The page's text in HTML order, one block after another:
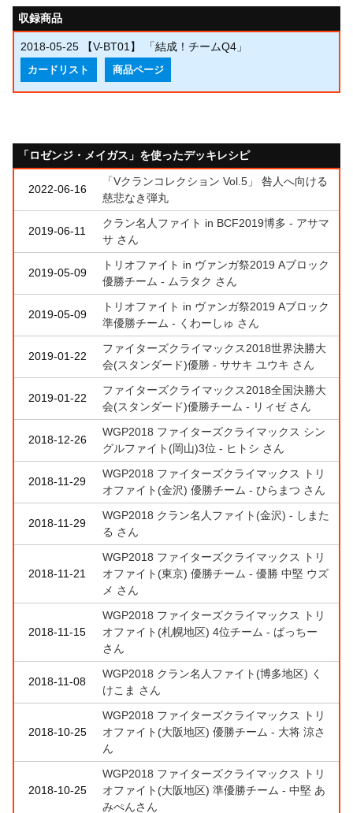
収録商品
2018-05-25 【V-BT01】 「結成！チームQ4」
カードリスト 商品ページ
「ロゼンジ・メイガス」を使ったデッキレシピ
2022-06-16
「Vクランコレクション Vol.5」 咎人へ向ける
慈悲なき弾丸
2019-06-11
クラン名人ファイト in BCF2019博多 - アサマ
サ さん
2019-05-09
トリオファイト in ヴァンガ祭2019 Aブロック
優勝チーム - ムラタク さん
2019-05-09
トリオファイト in ヴァンガ祭2019 Aブロック
準優勝チーム - くわーしゅ さん
2019-01-22
ファイターズクライマックス2018世界決勝大
会(スタンダード)優勝 - ササキ ユウキ さん
2019-01-22
ファイターズクライマックス2018全国決勝大
会(スタンダード)優勝チーム - リィゼ さん
2018-12-26
WGP2018 ファイターズクライマックス シン
グルファイト(岡山)3位 - ヒトシ さん
2018-11-29
WGP2018 ファイターズクライマックス トリ
オファイト(金沢) 優勝チーム - ひらまつ さん
2018-11-29
WGP2018 クラン名人ファイト(金沢) - しまた
る さん
2018-11-21
WGP2018 ファイターズクライマックス トリ
オファイト(東京) 優勝チーム - 優勝 中堅 ウズ
メ さん
2018-11-15
WGP2018 ファイターズクライマックス トリ
オファイト(札幌地区) 4位チーム - ばっちー
さん
2018-11-08
WGP2018 クラン名人ファイト(博多地区) く
けこま さん
2018-10-25
WGP2018 ファイターズクライマックス トリ
オファイト(大阪地区) 優勝チーム - 大将 涼さ
ん
2018-10-25
WGP2018 ファイターズクライマックス トリ
オファイト(大阪地区) 準優勝チーム - 中堅 あ
みぺんさん